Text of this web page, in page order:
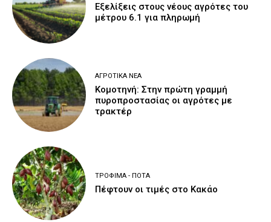
Εξελίξεις στους νέους αγρότες του
μέτρου 6.1 για πληρωμή
ΑΓΡΟΤΙΚΆ ΝΈΑ
Κομοτηνή: Στην πρώτη γραμμή
πυροπροστασίας οι αγρότες με
τρακτέρ
ΤΡΌΦΙΜΑ - ΠΟΤΆ
Πέφτουν οι τιμές στο Κακάο